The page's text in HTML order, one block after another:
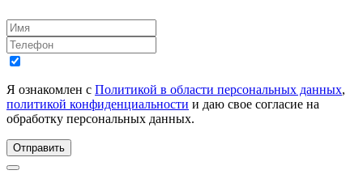
Я ознакомлен с Политикой в области персональных данных,
политикой конфиденциальности и даю свое согласие на
обработку персональных данных.
Отправить